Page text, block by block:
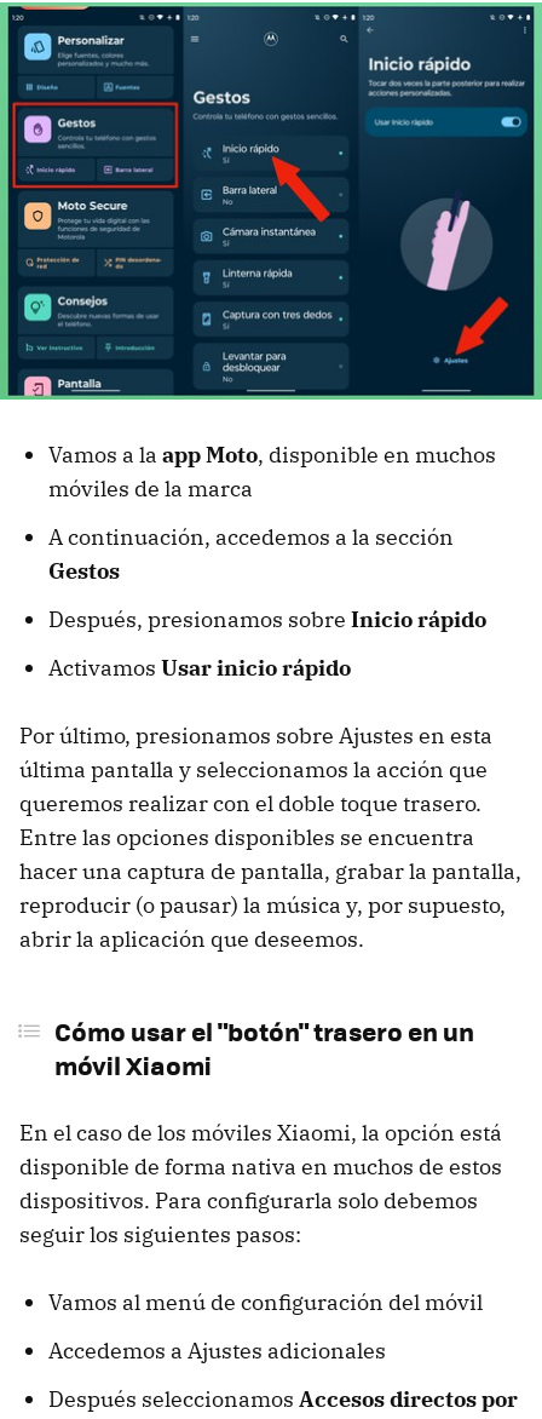
Vamos a la app Moto, disponible en muchos
móviles de la marca
A continuación, accedemos a la sección
Gestos
Después, presionamos sobre Inicio rápido
Activamos Usar inicio rápido
Por último, presionamos sobre Ajustes en esta
última pantalla y seleccionamos la acción que
queremos realizar con el doble toque trasero.
Entre las opciones disponibles se encuentra
hacer una captura de pantalla, grabar la pantalla,
reproducir (o pausar) la música y, por supuesto,
abrir la aplicación que deseemos.
Cómo usar el "botón" trasero en un
móvil Xiaomi
En el caso de los móviles Xiaomi, la opción está
disponible de forma nativa en muchos de estos
dispositivos. Para configurarla solo debemos
seguir los siguientes pasos:
Vamos al menú de configuración del móvil
Accedemos a Ajustes adicionales
Después seleccionamos Accesos directos por